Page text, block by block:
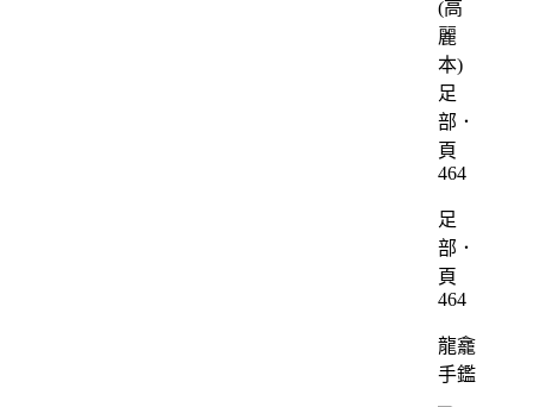
足
部．
頁
464
龍龕
手鑑